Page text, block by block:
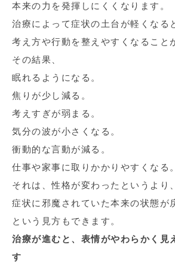
本来の力を発揮しにくくなります。
治療によって症状の土台が軽くなる
考え方や行動を整えやすくなること
その結果、
眠れるようになる。
焦りが少し減る。
考えすぎが弱まる。
気分の波が小さくなる。
衝動的な言動が減る。
仕事や家事に取りかかりやすくなる。
それは、性格が変わったというより、
症状に邪魔されていた本来の状態が
という見方もできます。
治療が進むと、表情がやわらかく見
す